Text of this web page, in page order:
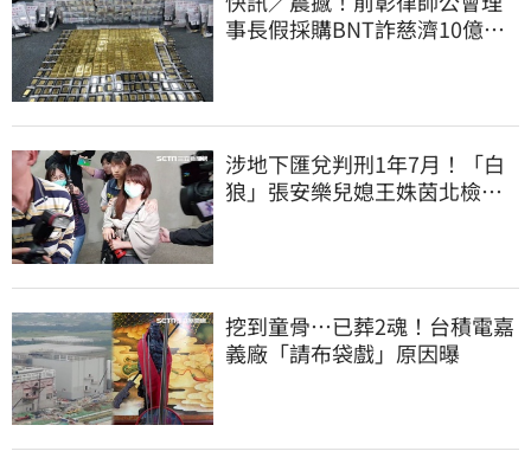
事長假採購BNT詐慈濟10億、
涉地下匯兌判刑1年7月！「白
狼」張安樂兒媳王姝茵北檢報
挖到童骨…已葬2魂！台積電嘉
義廠「請布袋戲」原因曝